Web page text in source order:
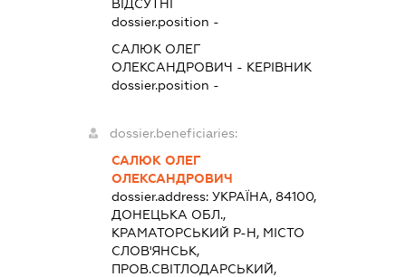
ВІДСУТНІ
dossier.position -
САЛЮК ОЛЕГ
ОЛЕКСАНДРОВИЧ - КЕРІВНИК
dossier.position -
dossier.beneficiaries:
САЛЮК ОЛЕГ
ОЛЕКСАНДРОВИЧ
dossier.address:УКРАЇНА, 84100,
ДОНЕЦЬКА ОБЛ.,
КРАМАТОРСЬКИЙ Р-Н, МІСТО
СЛОВ'ЯНСЬК,
ПРОВ.СВІТЛОДАРСЬКИЙ,